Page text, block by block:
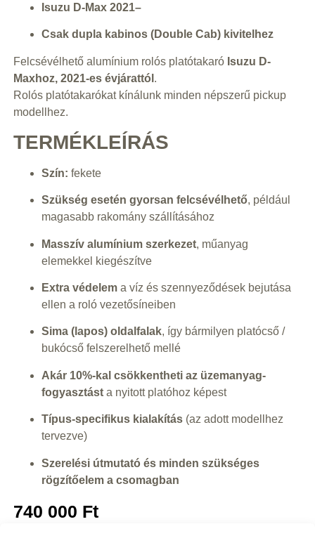
Isuzu D-Max 2021–
Csak dupla kabinos (Double Cab) kivitelhez
Felcsévélhető alumínium rolós platótakaró Isuzu D-
Maxhoz, 2021-es évjárattól .
Rolós platótakarókat kínálunk minden népszerű pickup
modellhez.
TERMÉKLEÍRÁS
Szín: fekete
Szükség esetén gyorsan felcsévélhető, például
magasabb rakomány szállításához
Masszív alumínium szerkezet, műanyag
elemekkel kiegészítve
Extra védelema víz és szennyeződések bejutása
ellen a roló vezetősíneiben
Sima (lapos) oldalfalak, így bármilyen platócső /
bukócső felszerelhető mellé
Akár 10%-kal csökkentheti az üzemanyag-
fogyasztásta nyitott platóhoz képest
Típus-specifikus kialakítás(az adott modellhez
tervezve)
Szerelési útmutató és minden szükséges
rögzítőelem a csomagban
740 000 Ft